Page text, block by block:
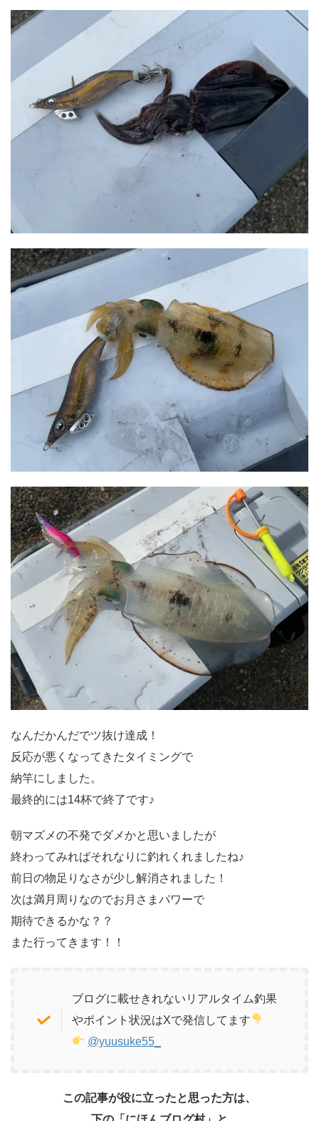
なんだかんだでツ抜け達成！
反応が悪くなってきたタイミングで
納竿にしました。
最終的には14杯で終了です♪
朝マズメの不発でダメかと思いましたが
終わってみればそれなりに釣れくれましたね♪
前日の物足りなさが少し解消されました！
次は満月周りなのでお月さまパワーで
期待できるかな？？
また行ってきます！！
ブログに載せきれないリアルタイム釣果
やポイント状況はXで発信してます
@yuusuke55_
この記事が役に立ったと思った方は、